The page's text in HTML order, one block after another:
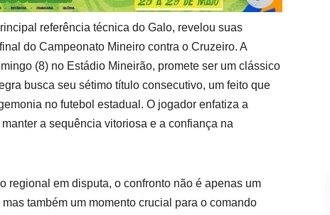
referência técnica do Galo, revelou suas
do Campeonato Mineiro contra o Cruzeiro. A
(8) no Estádio Mineirão, promete ser um clássico
busca seu sétimo título consecutivo, um feito que
no futebol estadual. O jogador enfatiza a
a sequência vitoriosa e a confiança na
regional em disputa, o confronto não é apenas um
também um momento crucial para o comando